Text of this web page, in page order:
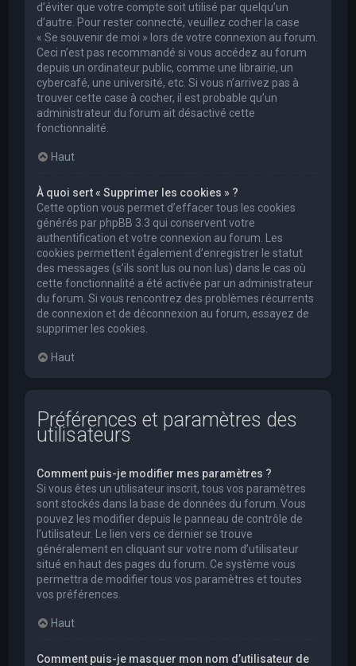
d’éviter que votre compte soit utilisé par quelqu’un
d’autre. Pour rester connecté, veuillez cocher la case
« Se souvenir de moi » lors de votre connexion au forum.
Ceci n’est pas recommandé si vous accédez au forum
depuis un ordinateur public, comme une librairie, un
cybercafé, une université, etc. Si vous n’arrivez pas à
trouver cette case à cocher, il est probable qu’un
administrateur du forum ait désactivé cette
fonctionnalité.
Haut
À quoi sert « Supprimer les cookies » ?
Cette option vous permet d’effacer tous les cookies
générés par phpBB 3.3 qui conservent votre
authentification et votre connexion au forum. Les
cookies permettent également d’enregistrer le statut
des messages (s’ils sont lus ou non lus) dans le cas où
cette fonctionnalité a été activée par un administrateur
du forum. Si vous rencontrez des problèmes récurrents
de connexion et de déconnexion au forum, essayez de
supprimer les cookies.
Haut
Préférences et paramètres des
utilisateurs
Comment puis-je modifier mes paramètres ?
Si vous êtes un utilisateur inscrit, tous vos paramètres
sont stockés dans la base de données du forum. Vous
pouvez les modifier depuis le panneau de contrôle de
l’utilisateur. Le lien vers ce dernier se trouve
généralement en cliquant sur votre nom d’utilisateur
situé en haut des pages du forum. Ce système vous
permettra de modifier tous vos paramètres et toutes
vos préférences.
Haut
Comment puis-je masquer mon nom d’utilisateur de